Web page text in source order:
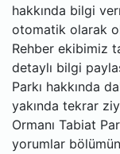
hakkında bilgi
otomatik olarak
Rehber ekibimiz
detaylı bilgi
Parkı hakkında
yakında tekrar
Ormanı Tabiat
yorumlar